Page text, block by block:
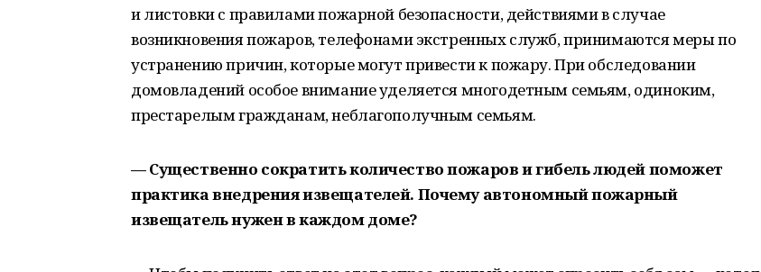
и листовки с правилами пожарной безопасности, действиями в случае
возникновения пожаров, телефонами экстренных служб, принимаются меры по
устранению причин, которые могут привести к пожару. При обследовании
домовладений особое внимание уделяется многодетным семьям, одиноким,
престарелым гражданам, неблагополучным семьям.
— Существенно сократить количество пожаров и гибель людей поможет
практика внедрения извещателей. Почему автономный пожарный
извещатель нужен в каждом доме?